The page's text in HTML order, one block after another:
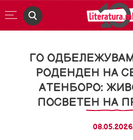
ГО
РОДЕНДЕН НА
АТЕНБОРО:
ПОСВЕТЕН НА